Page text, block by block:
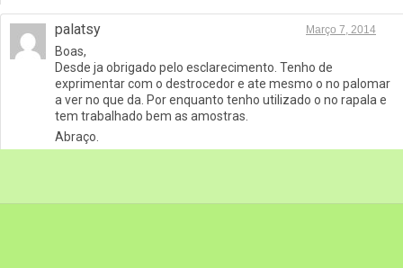
palatsy Março 7, 2014
Boas,
Desde ja obrigado pelo esclarecimento. Tenho de
exprimentar com o destrocedor e ate mesmo o no palomar
a ver no que da. Por enquanto tenho utilizado o no rapala e
tem trabalhado bem as amostras.
Abraço.